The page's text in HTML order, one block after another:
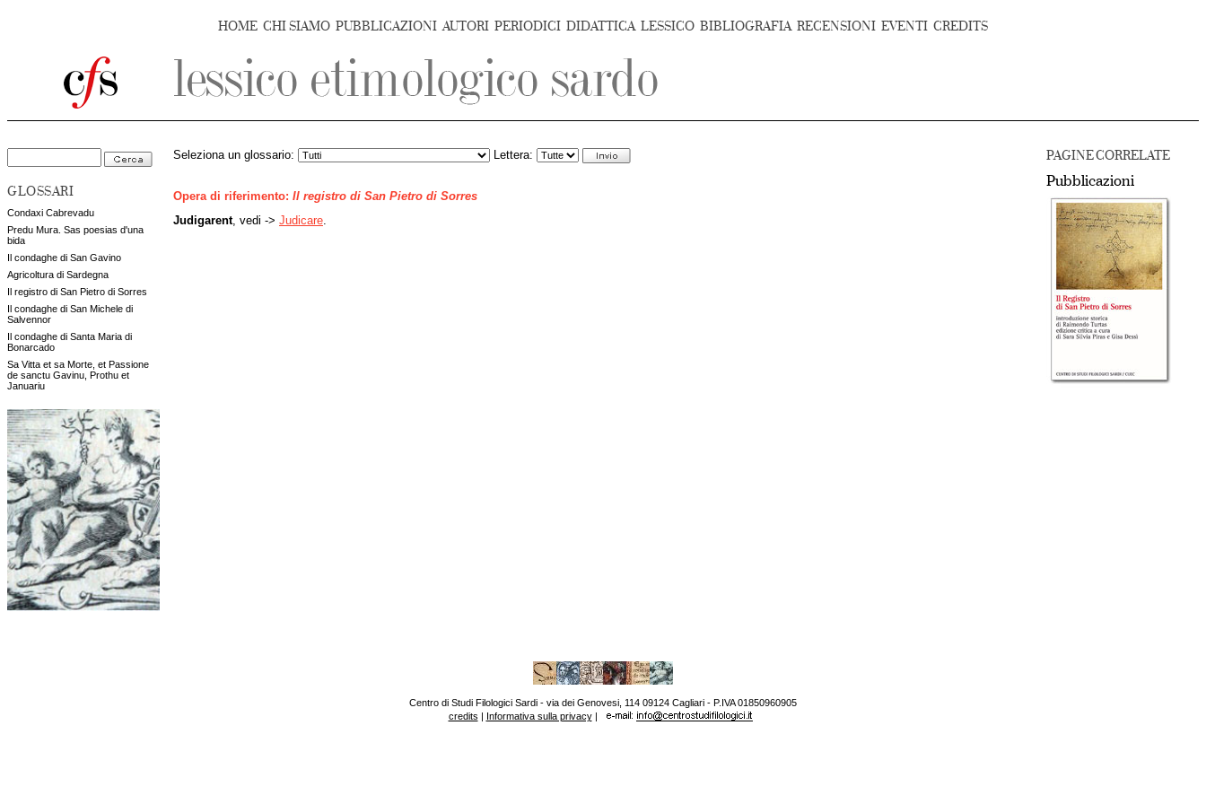
HOME CHI SIAMO PUBBLICAZIONI AUTORI PERIODICI DIDATTICA LESSICO BIBLIOGRAFIA RECENSIONI EVENTI CREDITS
GLOSSARI
Condaxi Cabrevadu
Predu Mura. Sas poesias d'una
bida
Il condaghe di San Gavino
Agricoltura di Sardegna
Il registro di San Pietro di Sorres
Il condaghe di San Michele di
Salvennor
Il condaghe di Santa Maria di
Bonarcado
Sa Vitta et sa Morte, et Passione
de sanctu Gavinu, Prothu et
Januariu
PAGINE CORRELATE
Pubblicazioni
Seleziona un glossario: Lettera:
Opera di riferimento: Il registro di San Pietro di Sorres
Judigarent, vedi -> Judicare
Centro di Studi Filologici Sardi - via dei Genovesi, 114 09124 Cagliari - P.IVA 01850960905
credits | Informativa sulla privacy|